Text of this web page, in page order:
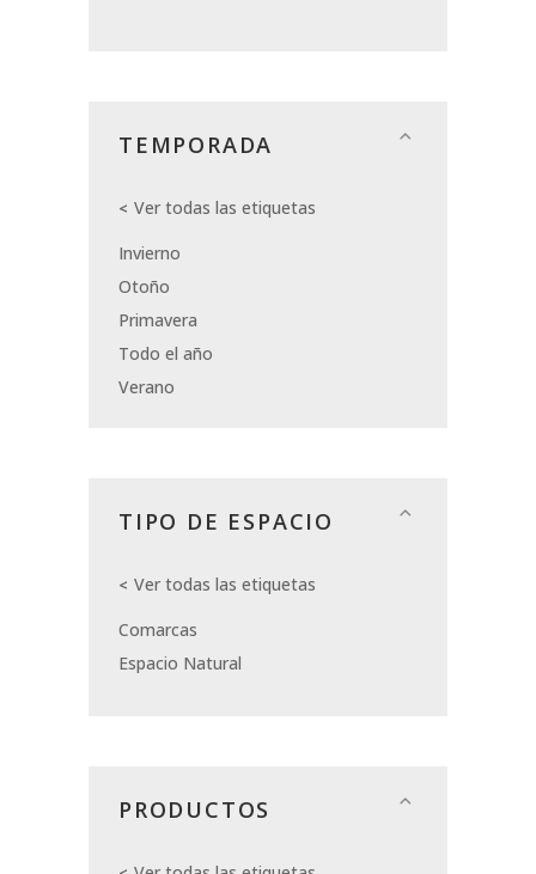
TEMPORADA
Ver todas las etiquetas
Invierno
Otoño
Primavera
Todo el año
Verano
TIPO DE ESPACIO
Ver todas las etiquetas
Comarcas
Espacio Natural
PRODUCTOS